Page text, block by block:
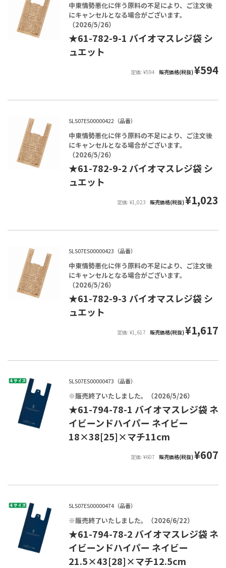
中東情勢悪化に伴う原料の不足により、ご注文後
にキャンセルとなる場合がございます。
（2026/5/26）
★61-782-9-1 バイオマスレジ袋 シ
ュエット
定価: ¥594 販売価格(税抜)¥594
SLS07ES00000422（品番）
中東情勢悪化に伴う原料の不足により、ご注文後
にキャンセルとなる場合がございます。
（2026/5/26）
★61-782-9-2 バイオマスレジ袋 シ
ュエット
定価: ¥1,023 販売価格(税抜)¥1,023
SLS07ES00000423（品番）
中東情勢悪化に伴う原料の不足により、ご注文後
にキャンセルとなる場合がございます。
（2026/5/26）
★61-782-9-3 バイオマスレジ袋 シ
ュエット
定価: ¥1,617 販売価格(税抜)¥1,617
SLS07ES00000473（品番）
※販売終了いたしました。（2026/5/26）
★61-794-78-1 バイオマスレジ袋 ネ
イビーンドハイパー ネイビー
18×38[25]×マチ11cm
定価: ¥607 販売価格(税抜)¥607
SLS07ES00000474（品番）
※販売終了いたしました。（2026/6/22）
★61-794-78-2 バイオマスレジ袋 ネ
イビーンドハイパー ネイビー
21.5×43[28]×マチ12.5cm